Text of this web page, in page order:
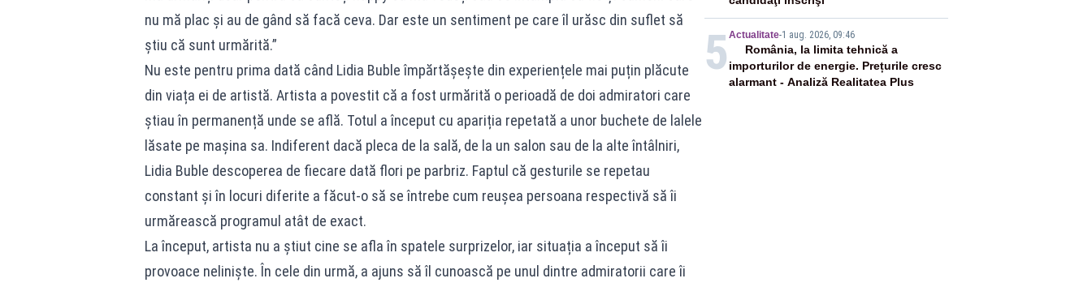
nu mă plac și au de gând să facă ceva. Dar este un sentiment pe care îl urăsc din suflet să
știu că sunt urmărită.”
Nu este pentru prima dată când Lidia Buble împărtășește din experiențele mai puțin plăcute
din viața ei de artistă. Artista a povestit că a fost urmărită o perioadă de doi admiratori care
știau în permanență unde se află. Totul a început cu apariția repetată a unor buchete de lalele
lăsate pe mașina sa. Indiferent dacă pleca de la sală, de la un salon sau de la alte întâlniri,
Lidia Buble descoperea de fiecare dată flori pe parbriz. Faptul că gesturile se repetau
constant și în locuri diferite a făcut-o să se întrebe cum reușea persoana respectivă să îi
urmărească programul atât de exact.
La început, artista nu a știut cine se afla în spatele surprizelor, iar situația a început să îi
provoace neliniște. În cele din urmă, a ajuns să îl cunoască pe unul dintre admiratorii care îi
5 Actualitate-1 aug. 2026, 09:46
România, la limita tehnică a
importurilor de energie. Prețurile cresc
alarmant - Analiză Realitatea Plus